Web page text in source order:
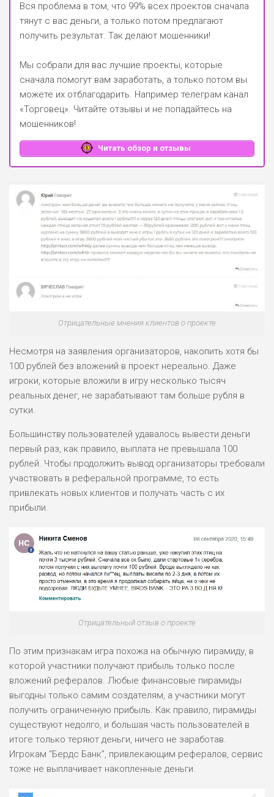
Вся проблема в том, что 99% всех проектов сначала
тянут с вас деньги, а только потом предлагают
получить результат. Так делают мошенники!
Мы собрали для вас лучшие проекты, которые
сначала помогут вам заработать, а только потом вы
можете их отблагодарить. Например телеграм канал
«Торговец» . Читайте отзывы и не попадайтесь на
мошенников!
Читать обзор и отзывы
Отрицательные мнения клиентов о проекте
Несмотря на заявления организаторов, накопить хотя бы
100 рублей без вложений в проект нереально. Даже
игроки, которые вложили в игру несколько тысяч
реальных денег, не зарабатывают там больше рубля в
сутки.
Большинству пользователей удавалось вывести деньги
первый раз, как правило, выплата не превышала 100
рублей. Чтобы продолжить вывод организаторы требовали
участвовать в реферальной программе, то есть
привлекать новых клиентов и получать часть с их
прибыли.
Отрицательный отзыв о проекте
По этим признакам игра похожа на обычную пирамиду, в
которой участники получают прибыль только после
вложений рефералов. Любые финансовые пирамиды
выгодны только самим создателям, а участники могут
получить ограниченную прибыль. Как правило, пирамиды
существуют недолго, и большая часть пользователей в
итоге только теряют деньги, ничего не заработав.
Игрокам “Бердс Банк”, привлекающим рефералов, сервис
тоже не выплачивает накопленные деньги.